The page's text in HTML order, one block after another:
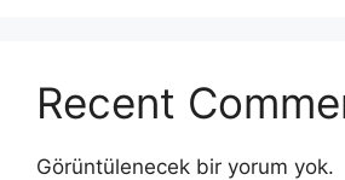
Recent
Görüntülenecek bir yorum yok.